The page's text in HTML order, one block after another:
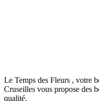
Le Temps des Fleurs , votre
Cruseilles vous propose des
qualité.